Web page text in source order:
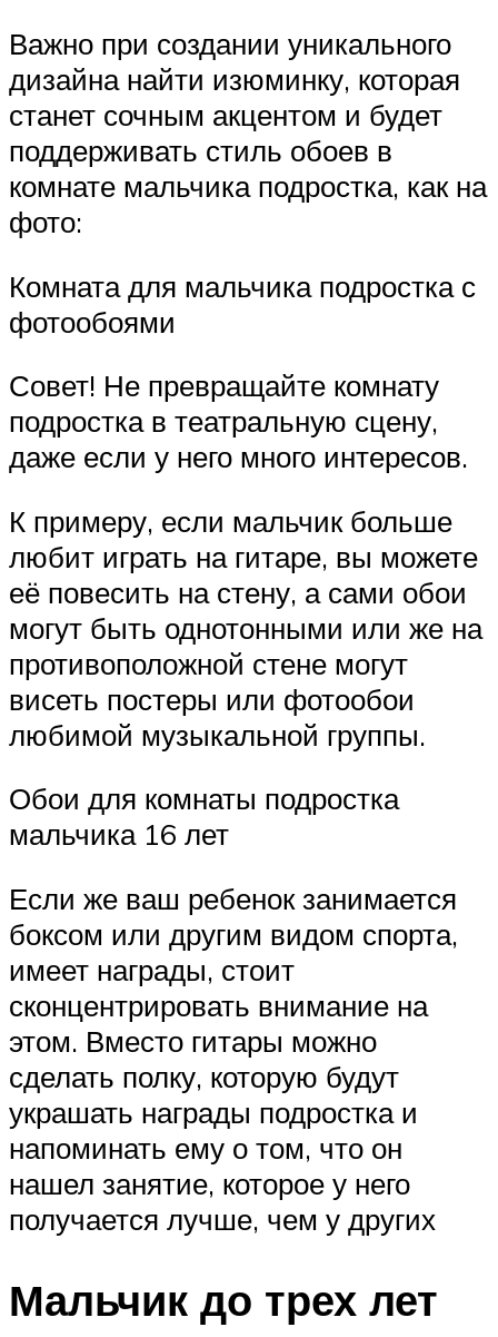
Важно при создании уникального
дизайна найти изюминку, которая
станет сочным акцентом и будет
поддерживать стиль обоев в
комнате мальчика подростка, как на
фото:
Комната для мальчика подростка с
фотообоями
Совет! Не превращайте комнату
подростка в театральную сцену,
даже если у него много интересов.
К примеру, если мальчик больше
любит играть на гитаре, вы можете
её повесить на стену, а сами обои
могут быть однотонными или же на
противоположной стене могут
висеть постеры или фотообои
любимой музыкальной группы.
Обои для комнаты подростка
мальчика 16 лет
Если же ваш ребенок занимается
боксом или другим видом спорта,
имеет награды, стоит
сконцентрировать внимание на
этом. Вместо гитары можно
сделать полку, которую будут
украшать награды подростка и
напоминать ему о том, что он
нашел занятие, которое у него
получается лучше, чем у других
Мальчик до трех лет